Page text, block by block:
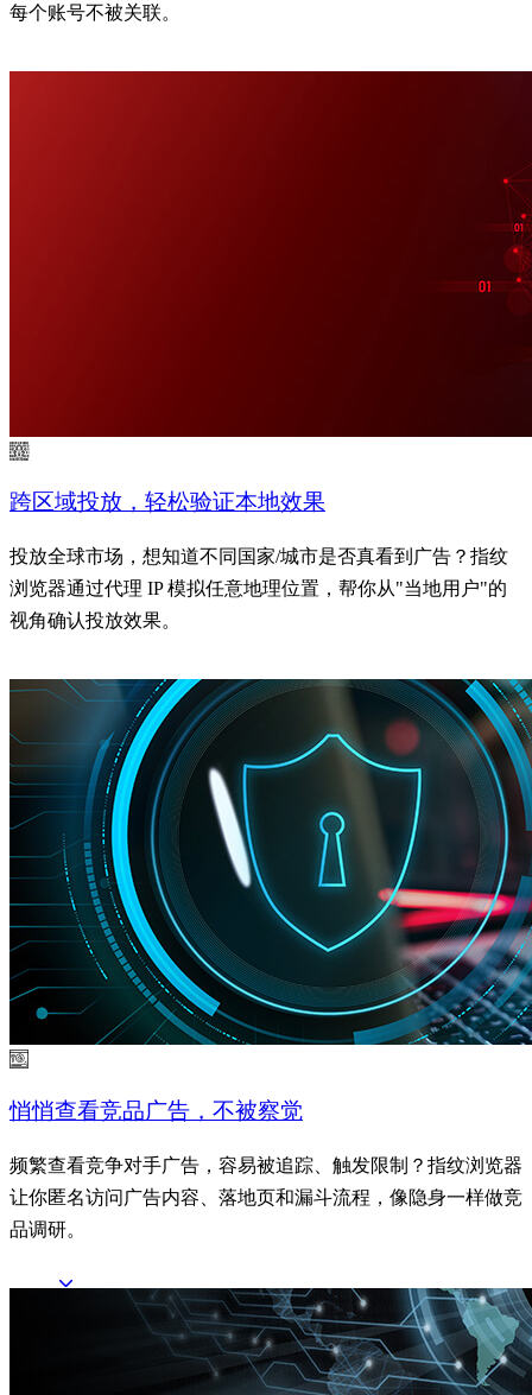
每个账号不被关联。
跨区域投放，轻松验证本地效果
投放全球市场，想知道不同国家/城市是否真看到广告？指纹
浏览器通过代理 IP 模拟任意地理位置，帮你从"当地用户"的
视角确认投放效果。
悄悄查看竞品广告，不被察觉
频繁查看竞争对手广告，容易被追踪、触发限制？指纹浏览器
让你匿名访问广告内容、落地页和漏斗流程，像隐身一样做竞
品调研。